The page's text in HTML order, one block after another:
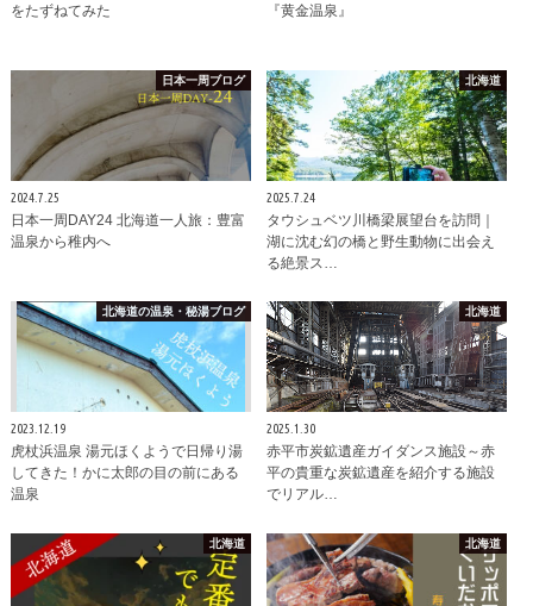
をたずねてみた
『黄金温泉』
日本一周ブログ
2024.7.25
日本一周DAY24 北海道一人旅：豊富
温泉から稚内へ
北海道
2025.7.24
タウシュベツ川橋梁展望台を訪問｜
湖に沈む幻の橋と野生動物に出会え
る絶景ス…
北海道の温泉・秘湯ブログ
2023.12.19
虎杖浜温泉 湯元ほくようで日帰り湯
してきた！かに太郎の目の前にある
温泉
北海道
2025.1.30
赤平市炭鉱遺産ガイダンス施設～赤
平の貴重な炭鉱遺産を紹介する施設
でリアル…
北海道 北海道